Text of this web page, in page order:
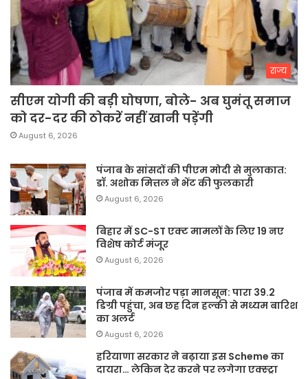
राज्य
सीएम योगी की बड़ी घोषणा, बोले- अब घुमंतू समाज
को दर-दर की ठोकरें नहीं खानी पड़ेंगी
August 6, 2026
पंजाब के सांसदों की पीएम मोदी से मुलाकात:
डॉ. अशोक मित्तल ने भेंट की फुलकारी
August 6, 2026
बिहार में SC-ST एक्ट मामलों के लिए 19 नए
विशेष कोर्ट मंजूर
August 6, 2026
पंजाब में कमजोर पड़ा मानसून: पारा 39.2
डिग्री पहुंचा, अब छह दिन हल्की से मध्यम बारिश
का अलर्ट
August 6, 2026
हरियाणा सरकार ने बढ़ाया इस Scheme का
दायरा… लेकिन देर करने पर लगेगा एक्स्ट्रा